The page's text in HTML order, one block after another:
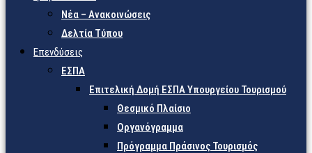
Νέα – Ανακοινώσεις
Δελτία Τύπου
Επενδύσεις
ΕΣΠΑ
Επιτελική Δομή ΕΣΠΑ Υπουργείου Τουρισμού
Θεσμικό Πλαίσιο
Οργανόγραμμα
Πρόγραμμα Πράσινος Τουρισμός